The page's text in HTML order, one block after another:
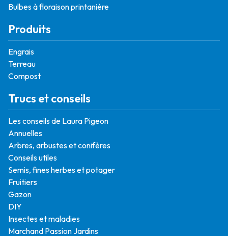
Bulbes à floraison printanière
Produits
Engrais
Terreau
Compost
Trucs et conseils
Les conseils de Laura Pigeon
Annuelles
Arbres, arbustes et conifères
Conseils utiles
Semis, fines herbes et potager
Fruitiers
Gazon
DIY
Insectes et maladies
Marchand Passion Jardins